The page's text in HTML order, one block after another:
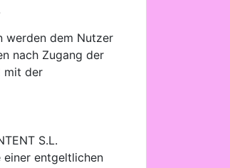
werden dem Nutzer
nach Zugang der
mit der
S.L.
einer entgeltlichen